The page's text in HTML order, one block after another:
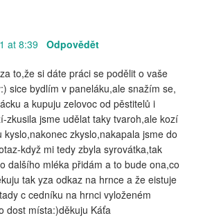
at 8:39 Odpovědět
to,že si dáte práci se podělit o vaše
sice bydlím v paneláku,ale snažím se,
a kupuju zelovoc od pěstitelů i
zkusila jsme udělat taky tvaroh,ale kozí
kyslo,nakonec zkyslo,nakapala jsme do
když mi tedy zbyla syrovátka,tak
dalšího mléka přidám a to bude ona,co
tak yza odkaz na hrnce a že eistuje
c cedníku na hrnci vyloženém
dost místa:)děkuju Káťa